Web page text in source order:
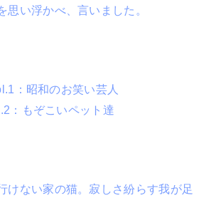
思い浮かべ、言いました。
：昭和のお笑い芸人
：もぞこいペット達
けない家の猫。寂しさ紛らす我が足